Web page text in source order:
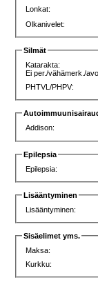
Lonkat:
Olkanivelet:
Silmät
Katarakta:
Ei per./vähämerk./
PHTVL/PHPV:
Addison:
Epilepsia
Epilepsia:
Lisääntyminen
Lisääntyminen:
Sisäelimet yms.
Maksa:
Kurkku: